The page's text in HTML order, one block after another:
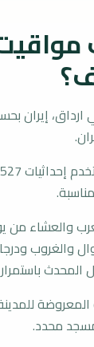
والعشاء من
والغروب
المحدث
محدد.